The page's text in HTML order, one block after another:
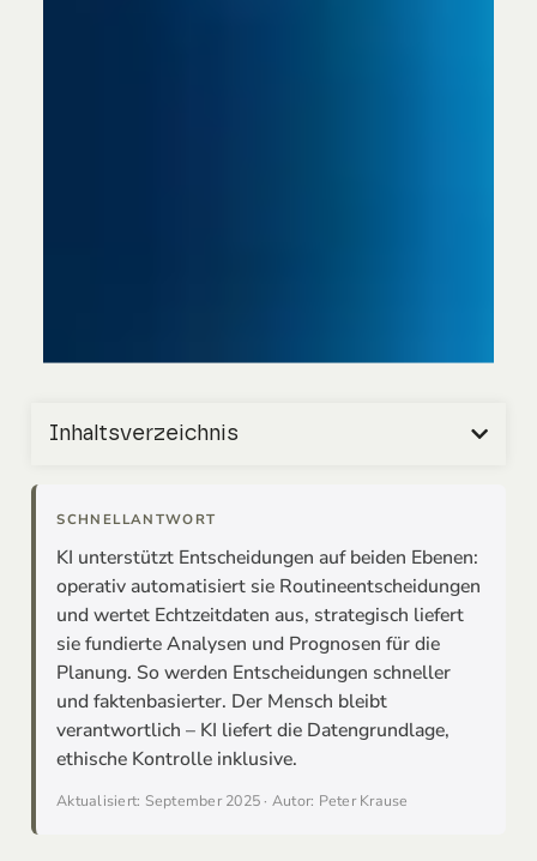
Inhaltsverzeichnis
SCHNELLANTWORT
KI unterstützt Entscheidungen auf beiden Ebenen:
operativ automatisiert sie Routineentscheidungen
und wertet Echtzeitdaten aus, strategisch liefert
sie fundierte Analysen und Prognosen für die
Planung. So werden Entscheidungen schneller
und faktenbasierter. Der Mensch bleibt
verantwortlich – KI liefert die Datengrundlage,
ethische Kontrolle inklusive.
Aktualisiert: September 2025 · Autor: Peter Krause